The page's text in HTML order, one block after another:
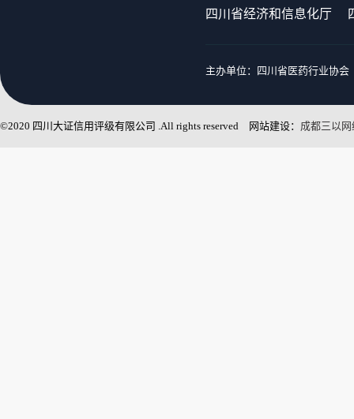
四川省经济和信息化厅
主办单位：四川省医药行业协
©2020 四川大证信用评级有限公司 .All rights reserved 网站建设： 成都三以网